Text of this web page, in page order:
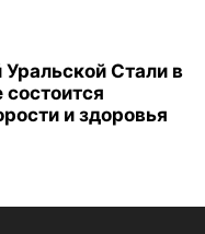
Стали в
и здоровья